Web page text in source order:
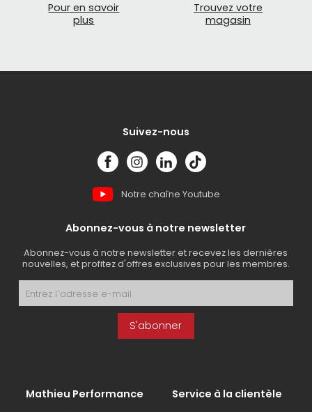
Pour en savoir
plus
Trouvez votre
magasin
Suivez-nous
Notre chaîne Youtube
Abonnez-vous à notre newsletter
Abonnez-vous à notre newsletter et recevez les dernières
nouvelles, et profitez d'offres exclusives pour les membres.
S'abonner
Mathieu Performance
Service à la clientèle